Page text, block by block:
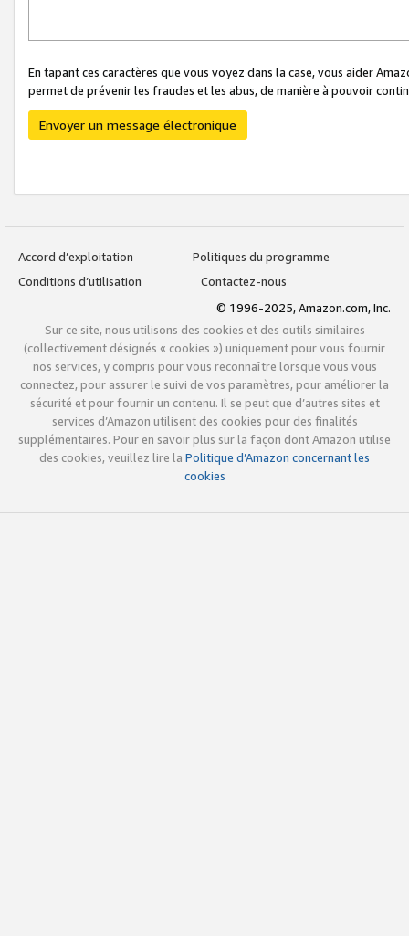
En tapant ces caractères que vous voyez dans la case, vous aider
permet de prévenir les fraudes et les abus, de manière à pouvoir
Envoyer un message électronique
Accord d’exploitation
Politiques du programme
Conditions d’utilisation
Contactez-nous
© 1996-2025, Amazon.com, Inc.
Sur ce site, nous utilisons des cookies et des outils similaires
(collectivement désignés « cookies ») uniquement pour vous fournir
nos services, y compris pour vous reconnaître lorsque vous vous
connectez, pour assurer le suivi de vos paramètres, pour améliorer la
sécurité et pour fournir un contenu. Il se peut que d’autres sites et
services d’Amazon utilisent des cookies pour des finalités
supplémentaires. Pour en savoir plus sur la façon dont Amazon utilise
des cookies, veuillez lire la Politique d’Amazon concernant les
cookies